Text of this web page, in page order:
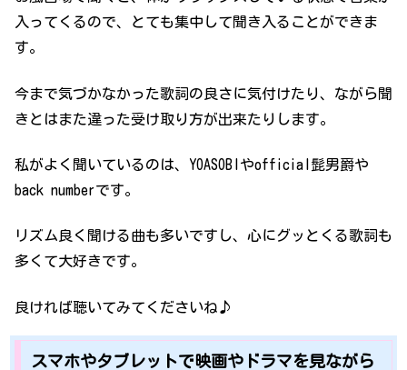
入ってくるので、とても集中して聞き入ることができま
す。
今まで気づかなかった歌詞の良さに気付けたり、ながら聞
きとはまた違った受け取り方が出来たりします。
私がよく聞いているのは、YOASOBIやofficial髭男爵や
back numberです。
リズム良く聞ける曲も多いですし、心にグッとくる歌詞も
多くて大好きです。
良ければ聴いてみてくださいね♪
スマホやタブレットで映画やドラマを見ながら